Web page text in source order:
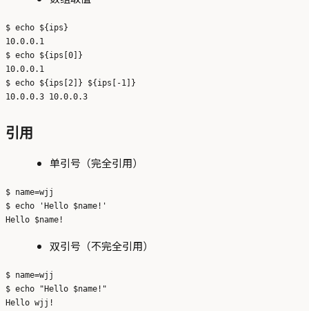
$ echo ${ips}
10.0.0.1
$ echo ${ips[0]}
10.0.0.1
$ echo ${ips[2]} ${ips[-1]}
引用
单引号（完全引用）
$ name=wjj
$ echo 'Hello $name!'
双引号（不完全引用）
$ name=wjj
$ echo "Hello $name!"